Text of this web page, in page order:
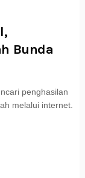
Bunda
penghasilan
melalui internet.